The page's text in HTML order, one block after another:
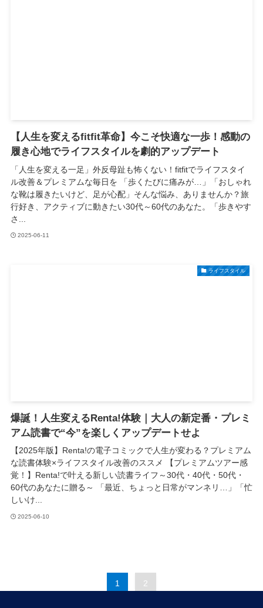
【人生を変えるfitfit革命】今こそ快適な一歩！感動の
履き心地でライフスタイルを劇的アップデート
「人生を変える一足」外反母趾も怖くない！fitfitでライフスタイ
ル改善＆プレミアムな毎日を 「歩くたびに痛みが…」「おしゃれ
な靴は履きたいけど、足が心配」そんな悩み、ありませんか？旅
行好き、アクティブに動きたい30代～60代のあなた。「歩きやす
さ...
2025-06-11
ライフスタイル
爆誕！人生変えるRenta!体験｜大人の新定番・プレミ
アム読書で“今”を楽しくアップデートせよ
【2025年版】Renta!の電子コミックで人生が変わる？プレミアム
な読書体験×ライフスタイル改善のススメ 【プレミアムツアー感
覚！】Renta!で叶える新しい読書ライフ～30代・40代・50代・
60代のあなたに贈る～ 「最近、ちょっと日常がマンネリ…」「忙
しいけ...
2025-06-10
1 2